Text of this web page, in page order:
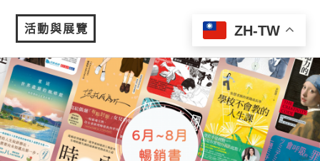
活動與展覽 MENU
ZH-TW